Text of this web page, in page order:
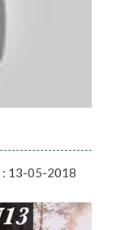
: 13-05-2018